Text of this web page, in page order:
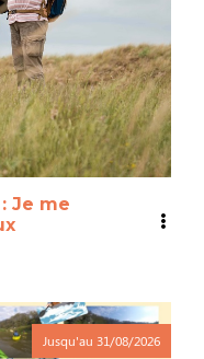
Je me
Jusqu'au 31/08/2026